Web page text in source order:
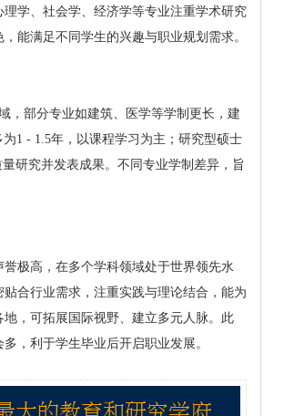
学、社会学、经济学等专业注重学术研究
能满足不同学生的兴趣与职业规划需求。
，部分专业如建筑、医学等学制更长，建
1 - 1.5年，以课程学习为主；研究型硕士
研究并发表成果。不同专业学制差异，旨
极高，在多个学科领域处于世界领先水
合行业需求，注重实践与理论结合，能为
，可拓展国际视野、建立多元人脉。此
，利于学生毕业后开启职业发展。